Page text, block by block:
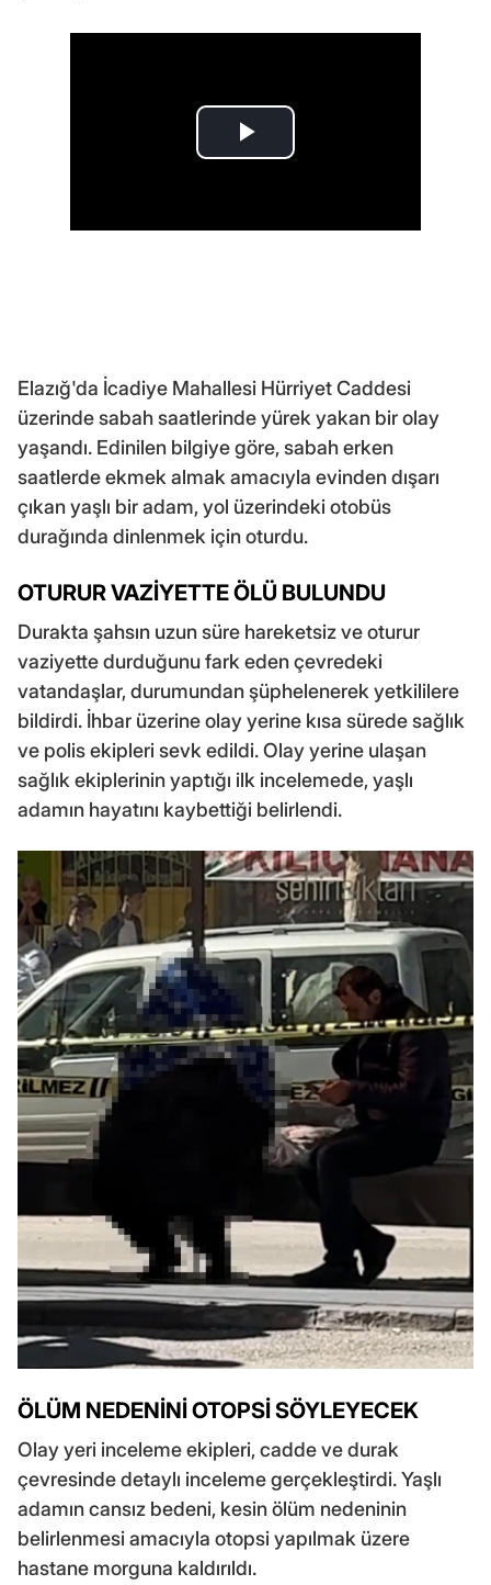
Elazığ'da İcadiye Mahallesi Hürriyet Caddesi
üzerinde sabah saatlerinde yürek yakan bir olay
yaşandı. Edinilen bilgiye göre, sabah erken
saatlerde ekmek almak amacıyla evinden dışarı
çıkan yaşlı bir adam, yol üzerindeki otobüs
durağında dinlenmek için oturdu.
OTURUR VAZİYETTE ÖLÜ BULUNDU
Durakta şahsın uzun süre hareketsiz ve oturur
vaziyette durduğunu fark eden çevredeki
vatandaşlar, durumundan şüphelenerek yetkililere
bildirdi. İhbar üzerine olay yerine kısa sürede sağlık
ve polis ekipleri sevk edildi. Olay yerine ulaşan
sağlık ekiplerinin yaptığı ilk incelemede, yaşlı
adamın hayatını kaybettiği belirlendi.
ÖLÜM NEDENİNİ OTOPSİ SÖYLEYECEK
Olay yeri inceleme ekipleri, cadde ve durak
çevresinde detaylı inceleme gerçekleştirdi. Yaşlı
adamın cansız bedeni, kesin ölüm nedeninin
belirlenmesi amacıyla otopsi yapılmak üzere
hastane morguna kaldırıldı.